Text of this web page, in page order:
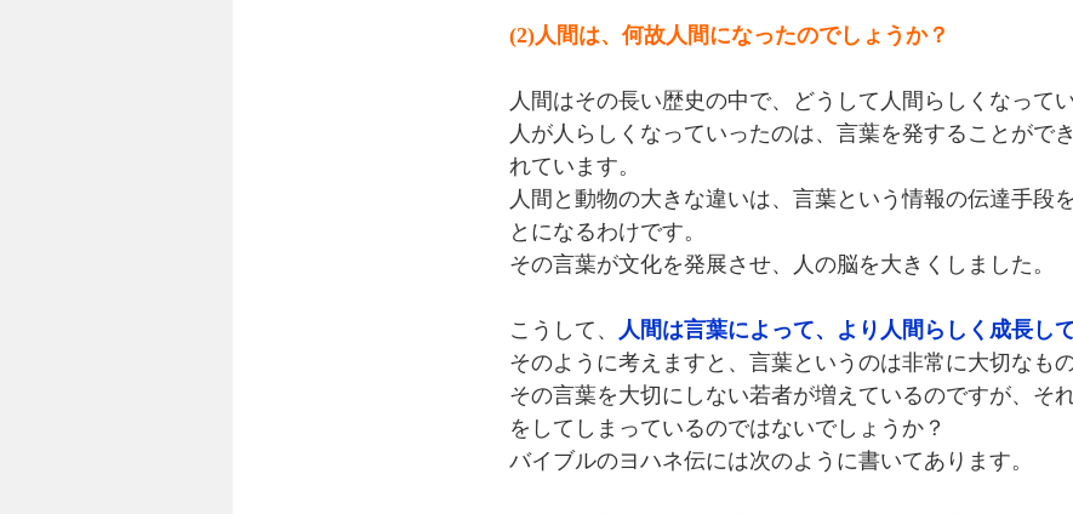
(2)人間は、何故人間になったのでしょうか？
人間はその長い歴史の中で、どうして人間らしくなって
人が人らしくなっていったのは、言葉を発することがで
れています。
人間と動物の大きな違いは、言葉という情報の伝達手段
とになるわけです。
その言葉が文化を発展させ、人の脳を大きくしました。
こうして、 人間は言葉によって、より人間らしく成長し
そのように考えますと、言葉というのは非常に大切なも
その言葉を大切にしない若者が増えているのですが、そ
をしてしまっているのではないでしょうか？
バイブルのヨハネ伝には次のように書いてあります。